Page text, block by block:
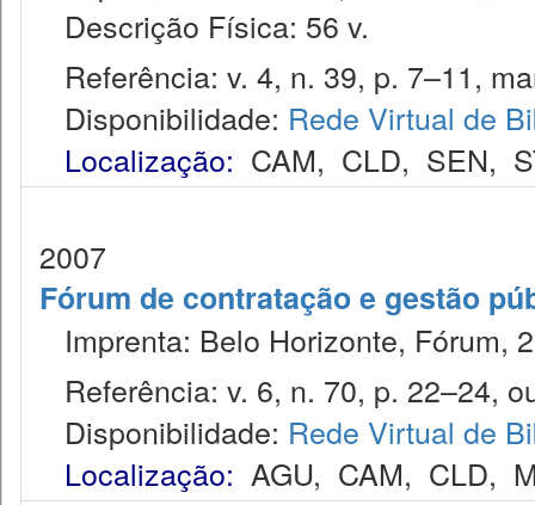
Descrição Física: 56 v.
Referência: v. 4, n. 39, p. 7–11,
Disponibilidade: Rede Virtual de
Localização: CAM, CLD, SEN,
2007
Fórum de contratação e gestão
Imprenta: Belo Horizonte, Fórum,
Referência: v. 6, n. 70, p. 22–24,
Disponibilidade: Rede Virtual de
Localização: AGU, CAM, CLD,